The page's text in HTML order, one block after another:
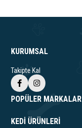
KURUMSAL
Takipte Kal
POPÜLER MARKALAR
KEDİ ÜRÜNLERİ